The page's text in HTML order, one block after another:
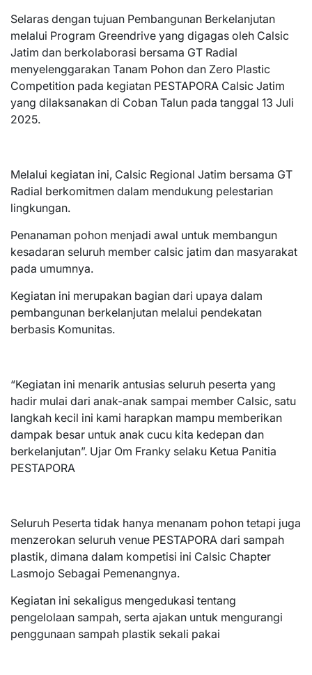
Selaras dengan tujuan Pembangunan Berkelanjutan
melalui Program Greendrive yang digagas oleh Calsic
Jatim dan berkolaborasi bersama GT Radial
menyelenggarakan Tanam Pohon dan Zero Plastic
Competition pada kegiatan PESTAPORA Calsic Jatim
yang dilaksanakan di Coban Talun pada tanggal 13 Juli
2025.
Melalui kegiatan ini, Calsic Regional Jatim bersama GT
Radial berkomitmen dalam mendukung pelestarian
lingkungan.
Penanaman pohon menjadi awal untuk membangun
kesadaran seluruh member calsic jatim dan masyarakat
pada umumnya.
Kegiatan ini merupakan bagian dari upaya dalam
pembangunan berkelanjutan melalui pendekatan
berbasis Komunitas.
“Kegiatan ini menarik antusias seluruh peserta yang
hadir mulai dari anak-anak sampai member Calsic, satu
langkah kecil ini kami harapkan mampu memberikan
dampak besar untuk anak cucu kita kedepan dan
berkelanjutan”. Ujar Om Franky selaku Ketua Panitia
PESTAPORA
Seluruh Peserta tidak hanya menanam pohon tetapi juga
menzerokan seluruh venue PESTAPORA dari sampah
plastik, dimana dalam kompetisi ini Calsic Chapter
Lasmojo Sebagai Pemenangnya.
Kegiatan ini sekaligus mengedukasi tentang
pengelolaan sampah, serta ajakan untuk mengurangi
penggunaan sampah plastik sekali pakai